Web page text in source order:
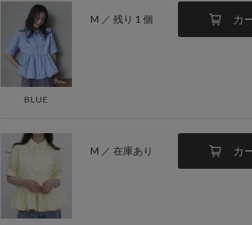
BLUE
M ／ 残り 1 個 カ
M ／ 在庫あり カ